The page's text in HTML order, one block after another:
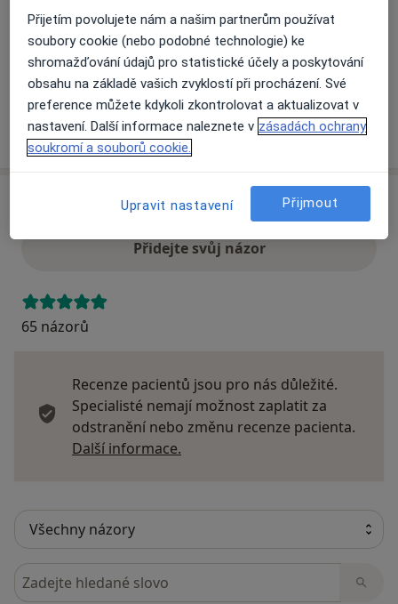
Způsoby platby (soukromé návštěvy)
Na teto adrese lékař přijímá pacienty na pojišťovnu
Detaily
Více
Přidejte svůj názor
65 názorů
Recenze pacientů jsou pro nás důležité.
Specialisté nemají možnost zaplatit za
odstranění nebo změnu recenze pacienta.
Další informace.
Hledejte v názorech
Přijetím povolujete nám a našim partnerům používat
soubory cookie (nebo podobné technologie) ke
shromažďování údajů pro statistické účely a poskytování
obsahu na základě vašich zvyklostí při procházení. Své
preference můžete kdykoli zkontrolovat a aktualizovat v
nastavení. Další informace naleznete v zásadách ochrany
soukromí a souborů cookie.
Upravit nastavení Přijmout